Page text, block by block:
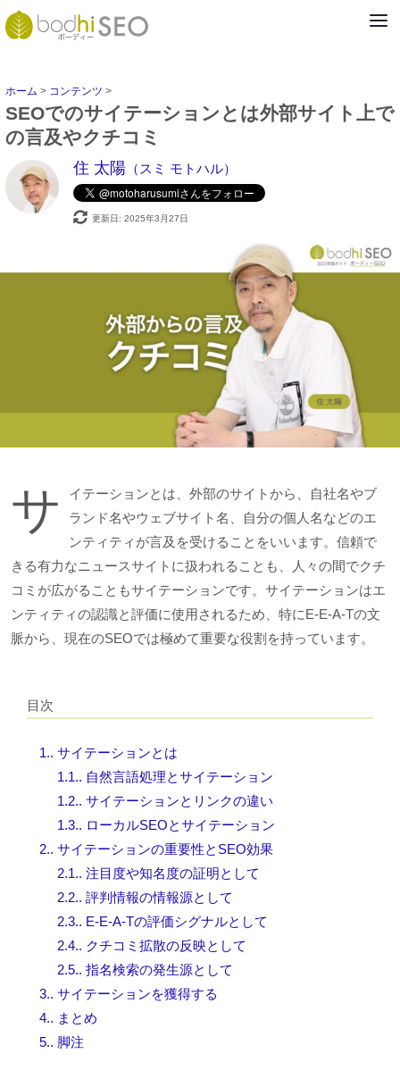
ホーム > コンテンツ >
SEOでのサイテーションとは外部サイト上で
の言及やクチコミ
住 太陽 （スミ モトハル）
更新日: 2025年3月27日
サ
イテーションとは、外部のサイトから、自社名やブ
ランド名やウェブサイト名、自分の個人名などのエ
ンティティが言及を受けることをいいます。信頼で
きる有力なニュースサイトに扱われることも、人々の間でクチ
コミが広がることもサイテーションです。サイテーションはエ
ンティティの認識と評価に使用されるため、特にE-E-A-Tの文
脈から、現在のSEOでは極めて重要な役割を持っています。
目次
1. サイテーションとは
1.1.
自然言語処理とサイテーション
1.2. サイテーションとリンクの違い
1.3.
ローカルSEOとサイテーション
2. サイテーションの重要性とSEO効果
2.1. 注目度や知名度の証明として
2.2. 評判情報の情報源として
2.3.
E-E-A-Tの評価シグナルとして
2.4.
クチコミ拡散の反映として
2.5. 指名検索の発生源として
3. サイテーションを獲得する
4.
まとめ
5. 脚注